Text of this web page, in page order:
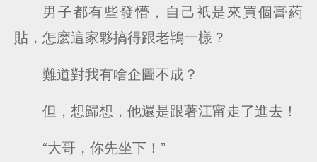
男子都有些發懵，自己衹是來買個膏葯
貼，怎麽這家夥搞得跟老鴇一樣？
難道對我有啥企圖不成？
但，想歸想，他還是跟著江甯走了進去！
“大哥，你先坐下！”